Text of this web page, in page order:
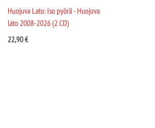
Huojuva Lato: Iso pyörä - Huojuva
lato 2008-2026 (2 CD)
22,90€